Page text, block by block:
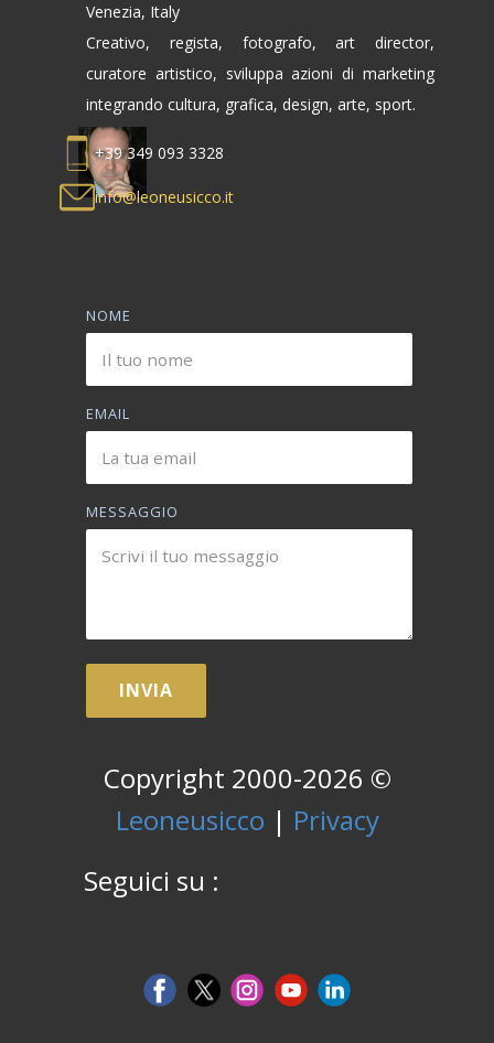
Venezia, Italy
Creativo, regista, fotografo, art director,
curatore artistico, sviluppa azioni di marketing
integrando cultura, grafica, design, arte, sport.
+39 349 093 3328
info@leoneusicco.it
NOME
EMAIL
MESSAGGIO
INVIA
Copyright 2000-2026 ©
Leoneusicco | Privacy
Seguici su :